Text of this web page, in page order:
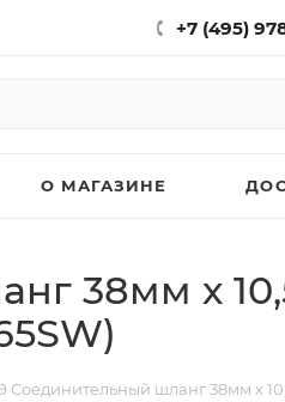
+7 (495)
О МАГАЗИНЕ
38мм х
Соединительный шланг 38мм х